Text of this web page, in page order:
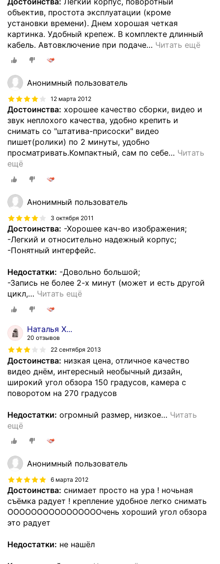
объектив, простота эксплуатации (кроме
установки времени). Днем хорошая четкая
картинка. Удобный крепеж. В комплекте длинный
кабель. Автовключение при подаче… Читать ещё
Анонимный пользователь
12 марта 2012
Достоинства: хорошее качество сборки, видео и
звук неплохого качества, удобно крепить и
снимать со "штатива-присоски" видео
пишет(ролики) по 2 минуты, удобно
просматривать.Компактный, сам по себе… Читать
ещё
Анонимный пользователь
3 октября 2011
Достоинства: -Хорошее кач-во изображения;
-Легкий и относительно надежный корпус;
-Понятный интерфейс.
Недостатки: -Довольно большой;
-Запись не более 2-х минут (может и есть другой
цикл,… Читать ещё
Наталья Х...
20 отзывов
22 сентября 2013
Достоинства: низкая цена, отличное качество
видео днём, интересный необычный дизайн,
широкий угол обзора 150 градусов, камера с
поворотом на 270 градусов
Недостатки: огромный размер, низкое… Читать
ещё
Анонимный пользователь
6 марта 2012
Достоинства: снимает просто на ура ! ночьная
съёмка радует ! крепление удобное легко снимать
ООООООООООООООООчень хороший угол обзора
это радует
Недостатки: не нашёл